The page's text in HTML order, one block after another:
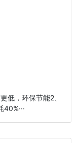
低，环保节能2、